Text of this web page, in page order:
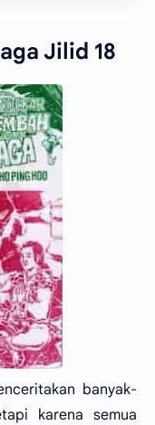
Jilid 18
banyak-
karena semua